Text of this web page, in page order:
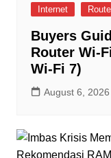
Internet
Buyers
Router Wi-
Wi-Fi 7)
August 6, 2026